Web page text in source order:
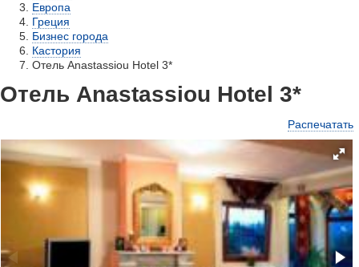
Европа
Греция
Бизнес города
Кастория
Отель Anastassiou Hotel 3*
Отель Anastassiou Hotel 3*
Распечатать